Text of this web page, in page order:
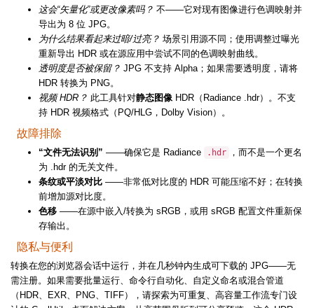
这会“矢量化”或更改像素吗？ 不——它对现有图像进行色调映射并
导出为 8 位 JPG。
为什么结果看起来过暗/过亮？ 场景引用源不同；使用调整过曝光
重新导出 HDR 或在源应用中尝试不同的色调映射曲线。
透明度是否被保留？ JPG 不支持 Alpha；如果需要透明度，请将
HDR 转换为 PNG。
视频 HDR？ 此工具针对静态图像 HDR（Radiance .hdr）。不支
持 HDR 视频格式（PQ/HLG，Dolby Vision）。
故障排除
“文件无法识别” ——确保它是 Radiance .hdr
，而不是一个更名
为 .hdr 的无关文件。
条纹或平淡对比 ——非常低对比度的 HDR 可能压缩不好；在转换
前增加源对比度。
色移 ——在源中嵌入/转换为 sRGB，或用 sRGB 配置文件重新保
存输出。
隐私与便利
转换在您的浏览器会话中运行，并在几秒钟内生成可下载的 JPG——无
需注册。如果需要批量运行、命令行自动化、自定义命名或混合管道
（HDR、EXR、PNG、TIFF），请探索为可重复、高容量工作流专门设